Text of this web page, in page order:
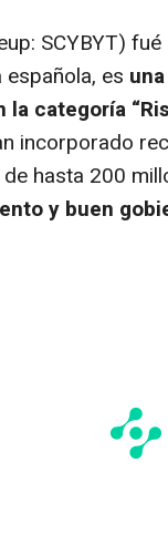
SCYBYT)
es
categoría
incorporado
hasta 200
y buen